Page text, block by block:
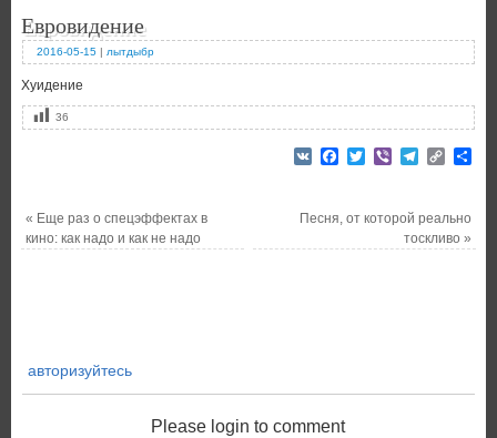
Евровидение
2016-05-15 | лытдыбр
Хуидение
36
VK Facebook
TwitterViberTelegram
Copy
« Еще раз о спецэффектах в
кино: как надо и как не надо
Песня, от которой реально
тоскливо»
авторизуйтесь
Please login to comment